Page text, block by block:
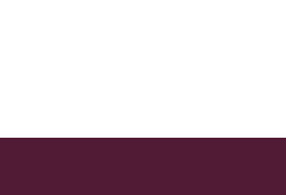
Volksgezondheid en